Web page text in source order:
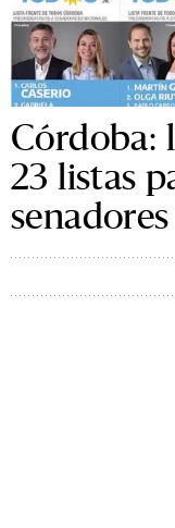
Córdoba:
23 listas
senadores